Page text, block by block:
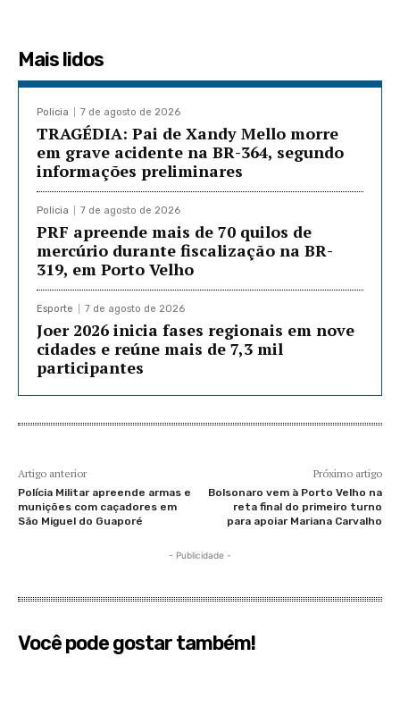
Mais lidos
Policia 7 de agosto de 2026
TRAGÉDIA: Pai de Xandy Mello morre
em grave acidente na BR-364, segundo
informações preliminares
Policia 7 de agosto de 2026
PRF apreende mais de 70 quilos de
mercúrio durante fiscalização na BR-
319, em Porto Velho
Esporte 7 de agosto de 2026
Joer 2026 inicia fases regionais em nove
cidades e reúne mais de 7,3 mil
participantes
Artigo anterior
Polícia Militar apreende armas e
munições com caçadores em
São Miguel do Guaporé
Próximo artigo
Bolsonaro vem à Porto Velho na
reta final do primeiro turno
para apoiar Mariana Carvalho
- Publicidade -
Você pode gostar também!